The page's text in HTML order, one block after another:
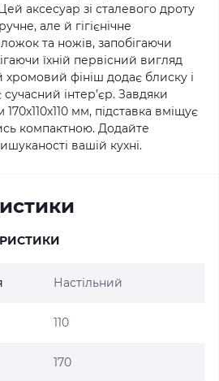
аксесуар зі сталевого дроту
але й гігієнічне
та ножів, запобігаючи
їхній первісний вигляд
фініш додає блиску і
інтер’єр. Завдяки
мм, підставка вміщує
компактною. Додайте
вашій кухні.
Настільний
110
170